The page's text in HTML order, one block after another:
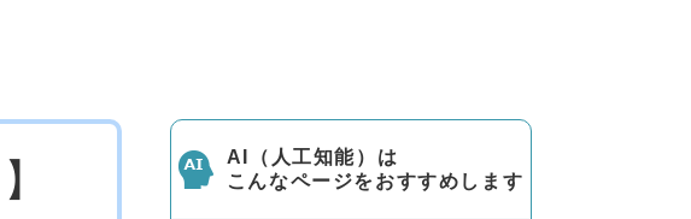
AI（人工知能）は
こんなページをおすすめします